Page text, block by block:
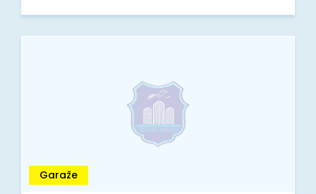
Garaže